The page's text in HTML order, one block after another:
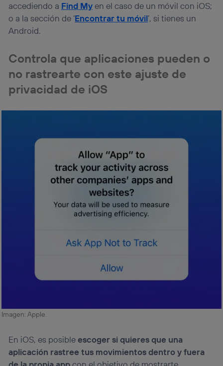
accediendo a Find Myen el caso de un móvil con iOS;
o a la sección de ‘Encontrar tu móvil’, si tienes un
Android.
Controla que aplicaciones pueden o
no rastrearte con este ajuste de
privacidad de iOS
Imagen: Apple.
En iOS, es posibleescoger si quieres que una
aplicación rastree tus movimientos dentro y fuera